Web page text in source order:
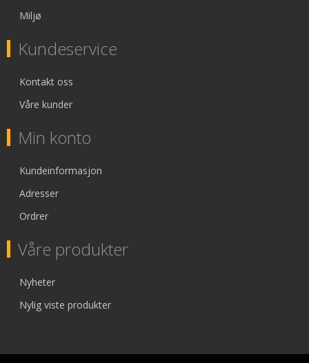
Miljø
Kundeservice
Kontakt oss
Våre kunder
Min konto
Kundeinformasjon
Adresser
Ordrer
Våre produkter
Nyheter
Nylig viste produkter